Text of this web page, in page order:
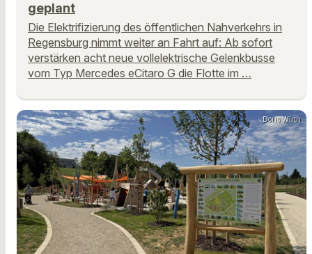
geplant
Die Elektrifizierung des öffentlichen Nahverkehrs in
Regensburg nimmt weiter an Fahrt auf: Ab sofort
verstärken acht neue vollelektrische Gelenkbusse
vom Typ Mercedes eCitaro G die Flotte im …
Doris Wirth